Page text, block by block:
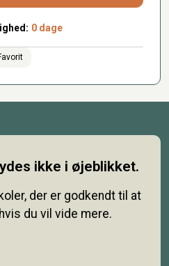
0 dage
ikke i øjeblikket.
der er godkendt til at
du vil vide mere.